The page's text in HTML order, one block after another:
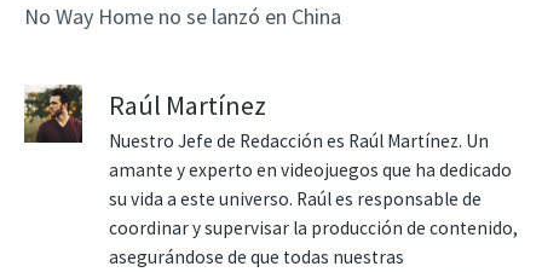
No Way Home no se lanzó en China
Raúl Martínez
Nuestro Jefe de Redacción es Raúl Martínez. Un
amante y experto en videojuegos que ha dedicado
su vida a este universo. Raúl es responsable de
coordinar y supervisar la producción de contenido,
asegurándose de que todas nuestras